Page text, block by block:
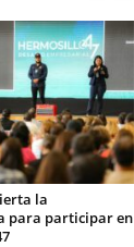
la
para participar en